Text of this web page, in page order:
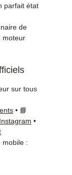
parfait état
de
moteur
sur tous
• 📘
Instagram •
mobile :